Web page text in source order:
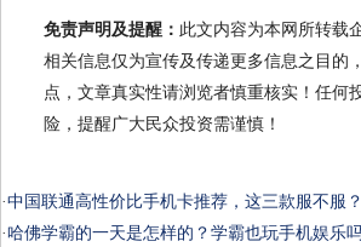
免责声明及提醒： 此文内容为本网所转载
相关信息仅为宣传及传递更多信息之目的
点，文章真实性请浏览者慎重核实！任何
险，提醒广大民众投资需谨慎！
·中国联通高性价比手机卡推荐，这三款服不服？
·哈佛学霸的一天是怎样的？学霸也玩手机娱乐